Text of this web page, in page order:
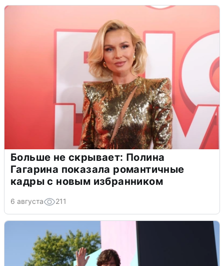
Больше не скрывает: Полина
Гагарина показала романтичные
кадры с новым избранником
6 августа 211